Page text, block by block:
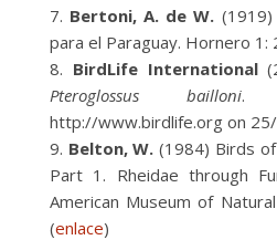
Bertoni, A. de W.
para el Paraguay. Hornero 1:
BirdLife International
Pteroglossus bailloni.
http://www.birdlife.org on
Belton, W. (1984) Birds of
Part 1. Rheidae through
American Museum of
(enlace)